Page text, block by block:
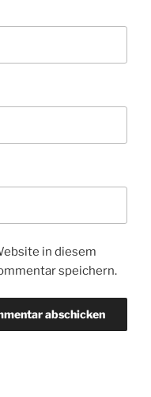
in diesem
speichern.